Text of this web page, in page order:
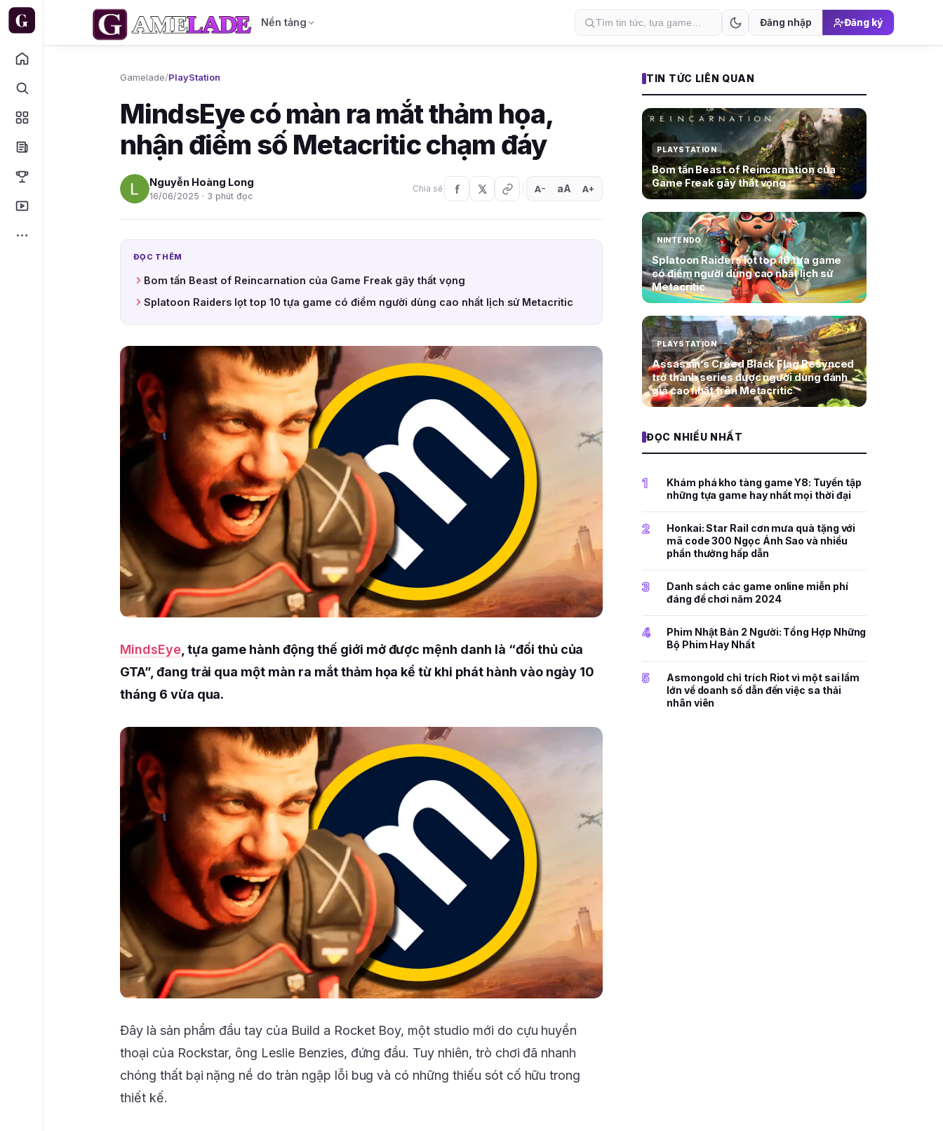
Nền tảng Đăng nhập Đăng ký
Gamelade/PlayStation
MindsEye có màn ra mắt thảm họa,
nhận điểm số Metacritic chạm đáy
Nguyễn Hoàng Long
16/06/2025 · 3 phút đọc
Chia sẻ A− aA A+
ĐỌC THÊM
Bom tấn Beast of Reincarnation của Game Freak gây thất vọng
Splatoon Raiders lọt top 10 tựa game có điểm người dùng cao nhất lịch sử Metacritic
MindsEye, tựa game hành động thế giới mở được mệnh danh là “đối thủ của
GTA”, đang trải qua một màn ra mắt thảm họa kể từ khi phát hành vào ngày 10
tháng 6 vừa qua.
Đây là sản phẩm đầu tay của Build a Rocket Boy, một studio mới do cựu huyền
thoại của Rockstar, ông Leslie Benzies, đứng đầu. Tuy nhiên, trò chơi đã nhanh
chóng thất bại nặng nề do tràn ngập lỗi bug và có những thiếu sót cố hữu trong
thiết kế.
TIN TỨC LIÊN QUAN
PLAYSTATION
Bom tấn Beast of Reincarnation của
Game Freak gây thất vọng
NINTENDO
Splatoon Raiders lọt top 10 tựa game
có điểm người dùng cao nhất lịch sử
Metacritic
PLAYSTATION
Assassin’s Creed Black Flag Resynced
trở thành series được người dùng đánh
giá cao nhất trên Metacritic
ĐỌC NHIỀU NHẤT
1
Khám phá kho tàng game Y8: Tuyển tập
những tựa game hay nhất mọi thời đại
2
Honkai: Star Rail cơn mưa quà tặng với
mã code 300 Ngọc Ánh Sao và nhiều
phần thưởng hấp dẫn
3
Danh sách các game online miễn phí
đáng để chơi năm 2024
4
Phim Nhật Bản 2 Người: Tổng Hợp Những
Bộ Phim Hay Nhất
5
Asmongold chỉ trích Riot vì một sai lầm
lớn về doanh số dẫn đến việc sa thải
nhân viên